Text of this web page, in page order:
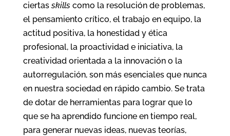
ciertasskillscomo la resolución de problemas,
el pensamiento crítico, el trabajo en equipo, la
actitud positiva, la honestidad y ética
profesional, la proactividad e iniciativa, la
creatividad orientada a la innovación o la
autorregulación, son más esenciales que nunca
en nuestra sociedad en rápido cambio. Se trata
de dotar de herramientas para lograr que lo
que se ha aprendido funcione en tiempo real,
para generar nuevas ideas, nuevas teorías,